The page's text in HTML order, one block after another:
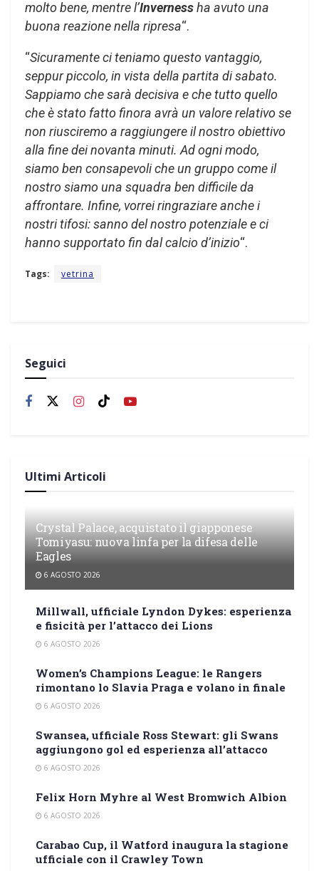
molto bene, mentre l’Invernessha avuto una
buona reazione nella ripresa“.
“Sicuramente ci teniamo questo vantaggio,
seppur piccolo, in vista della partita di sabato.
Sappiamo che sarà decisiva e che tutto quello
che è stato fatto finora avrà un valore relativo se
non riusciremo a raggiungere il nostro obiettivo
alla fine dei novanta minuti. Ad ogni modo,
siamo ben consapevoli che un gruppo come il
nostro siamo una squadra ben difficile da
affrontare. Infine, vorrei ringraziare anche i
nostri tifosi: sanno del nostro potenziale e ci
hanno supportato fin dal calcio d’inizio“.
Tags: vetrina
Seguici
Ultimi Articoli
Crystal Palace, acquistato il giapponese
Tomiyasu: nuova linfa per la difesa delle
Eagles
6 AGOSTO 2026
Millwall, ufficiale Lyndon Dykes: esperienza
e fisicità per l’attacco dei Lions
6 AGOSTO 2026
Women’s Champions League: le Rangers
rimontano lo Slavia Praga e volano in finale
6 AGOSTO 2026
Swansea, ufficiale Ross Stewart: gli Swans
aggiungono gol ed esperienza all’attacco
6 AGOSTO 2026
Felix Horn Myhre al West Bromwich Albion
6 AGOSTO 2026
Carabao Cup, il Watford inaugura la stagione
ufficiale con il Crawley Town